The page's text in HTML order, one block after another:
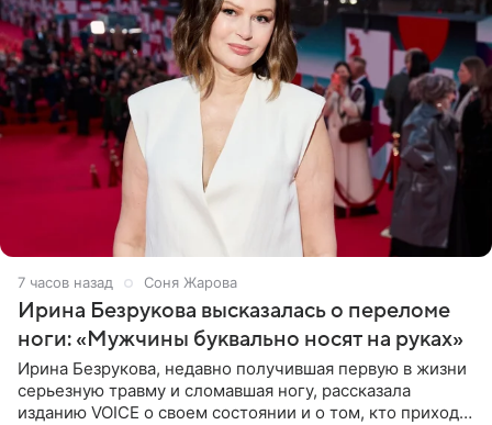
7 часов назад Соня Жарова
Ирина Безрукова высказалась о переломе
ноги: «Мужчины буквально носят на руках»
Ирина Безрукова, недавно получившая первую в жизни
серьезную травму и сломавшая ногу, рассказала
изданию VOICE о своем состоянии и о том, кто приходит